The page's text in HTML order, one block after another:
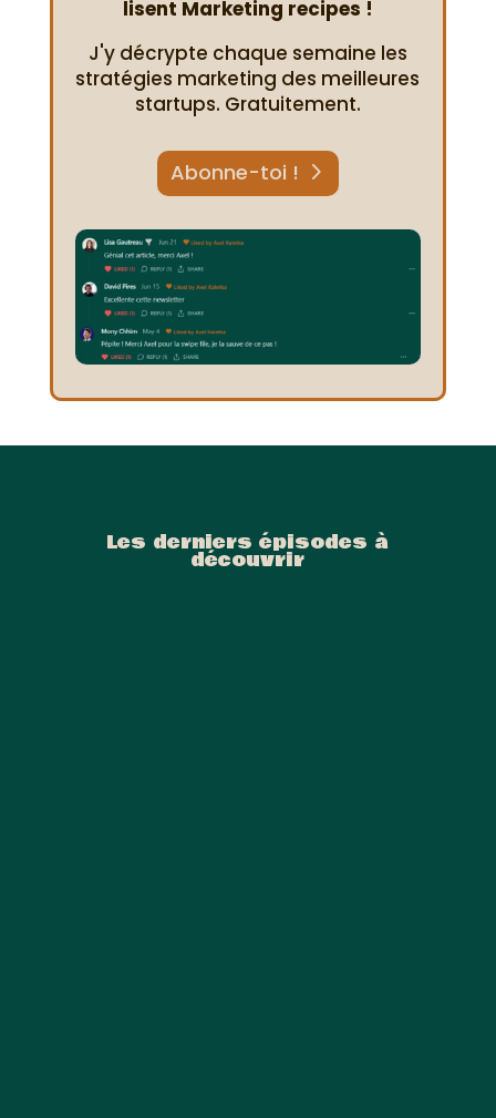
lisent Marketing recipes !
J'y décrypte chaque semaine les
stratégies marketing des meilleures
startups. Gratuitement.
Abonne-toi !
Les derniers épisodes à
découvrir